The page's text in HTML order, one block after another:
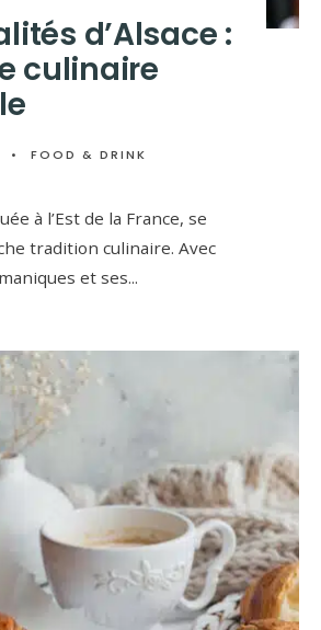
d’Alsace :
culinaire
• FOOD & DRINK
à l’Est de la France, se
tradition culinaire. Avec
et ses...